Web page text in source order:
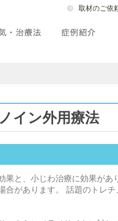
取材のご依
イン外用療法
と、小じわ治療に効果が
があります。 話題のトレ